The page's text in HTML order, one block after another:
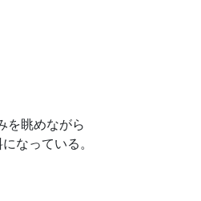
を眺めながら
なっている。